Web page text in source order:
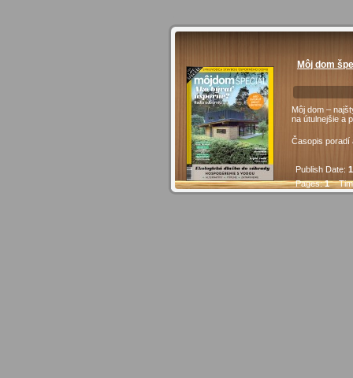
Môj dom
Môj dom –
na útulnejšie a
Časopis poradí
Publish Date:
Pages:1